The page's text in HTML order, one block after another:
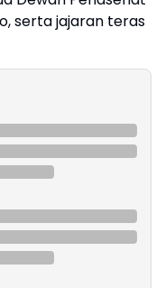
serta jajaran teras